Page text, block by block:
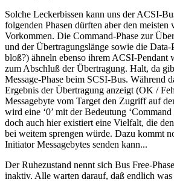
Solche Leckerbissen kann uns der ACSI-
folgenden Phasen dürften aber den meisten
Vorkommen. Die Command-Phase zur
und der Übertragungslänge sowie die Data-
bloß?) ähneln ebenso ihrem ACSI-Pendant
zum Abschluß der Übertragung. Halt, da
Message-Phase beim SCSI-Bus. Während
Ergebnis der Übertragung anzeigt (OK /
Messagebyte vom Target den Zugriff auf
wird eine ‘0’ mit der Bedeutung ‘Command
doch auch hier existiert eine Vielfalt, die
bei weitem sprengen würde. Dazu kommt
Initiator Messagebytes senden kann...
Der Ruhezustand nennt sich Bus Free-
inaktiv. Alle warten darauf, daß endlich was